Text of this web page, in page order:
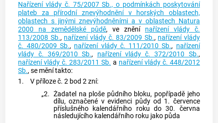
Nařízení vlády č. 75/2007 Sb., o podmínkách poskytování
plateb za přírodní znevýhodnění v horských oblastech,
oblastech s jinými znevýhodněními a v oblastech Natura
2000 na zemědělské půdě, ve znění nařízení vlády č.
113/2008 Sb., nařízení vlády č. 83/2009 Sb., nařízení vlády
č. 480/2009 Sb., nařízení vlády č. 111/2010 Sb., nařízení
vlády č. 369/2010 Sb., nařízení vlády č. 372/2010 Sb.,
nařízení vlády č. 283/2011 Sb. a nařízení vlády č. 448/2012
Sb., se mění takto:
1.
V příloze č. 2 bod 2 zní:
„2. Žadatel na ploše půdního bloku, popřípadě jeho
dílu, označené v evidenci půdy od 1. července
příslušného kalendářního roku do 30. června
následujícího kalendářního roku jako půda